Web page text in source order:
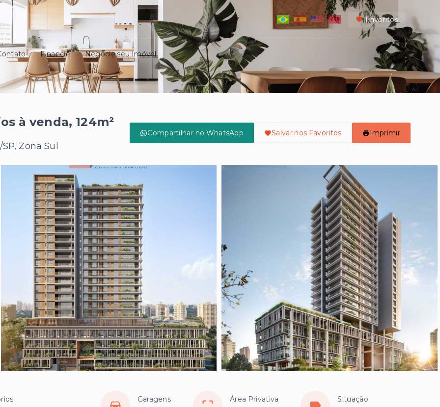
Favoritos
Financie Negocie seu Imóvel
à venda, 124m²
Zona Sul
Compartilhar no WhatsApp Salvar nos Favoritos Imprimir
Garagens
Área Privativa
Situação